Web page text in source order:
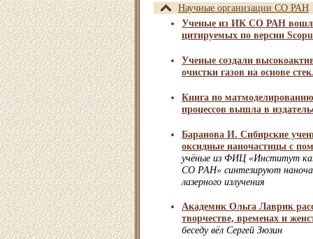
Научные организации СО РАН
Ученые из ИК СО РАН
цитируемых по версии
Ученые создали
очистки газов на основе
Книга по
процессов вышла в
Баранова И. Сибирские
оксидные наночастицы с
учёные из ФИЦ «Институт
СО РАН» синтезируют
лазерного излучения
Академик Ольга Лаврик
творчестве, временах и
беседу вёл Сергей Зюзин